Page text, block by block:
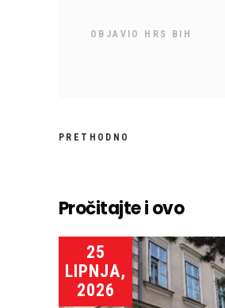
OBJAVIO HRS BIH
PRETHODNO
Pročitajte i ovo
25
LIPNJA,
2026